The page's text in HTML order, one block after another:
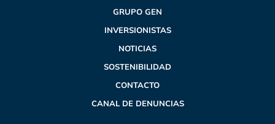
GRUPO GEN
INVERSIONISTAS
NOTICIAS
SOSTENIBILIDAD
CONTACTO
CANAL DE DENUNCIAS